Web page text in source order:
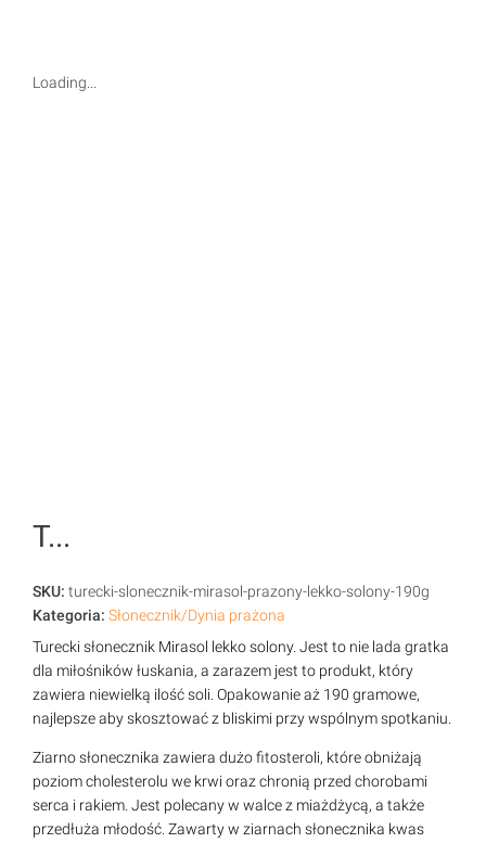
Loading...
T...
SKU: turecki-slonecznik-mirasol-prazony-lekko-solony-190g
Kategoria: Słonecznik/Dynia prażona
Turecki słonecznik Mirasol lekko solony. Jest to nie lada gratka
dla miłośników łuskania, a zarazem jest to produkt, który
zawiera niewielką ilość soli. Opakowanie aż 190 gramowe,
najlepsze aby skosztować z bliskimi przy wspólnym spotkaniu.
Ziarno słonecznika zawiera dużo fitosteroli, które obniżają
poziom cholesterolu we krwi oraz chronią przed chorobami
serca i rakiem. Jest polecany w walce z miażdżycą, a także
przedłuża młodość. Zawarty w ziarnach słonecznika kwas